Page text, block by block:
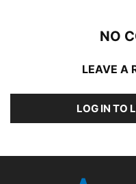
NO
LEAVE A
LOG IN TO